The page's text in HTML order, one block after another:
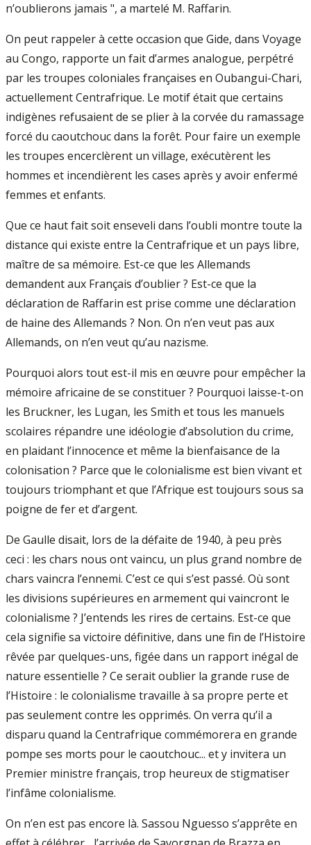
n’oublierons jamais ", a martelé M. Raffarin.
On peut rappeler à cette occasion que Gide, dans Voyage
au Congo, rapporte un fait d’armes analogue, perpétré
par les troupes coloniales françaises en Oubangui-Chari,
actuellement Centrafrique. Le motif était que certains
indigènes refusaient de se plier à la corvée du ramassage
forcé du caoutchouc dans la forêt. Pour faire un exemple
les troupes encerclèrent un village, exécutèrent les
hommes et incendièrent les cases après y avoir enfermé
femmes et enfants.
Que ce haut fait soit enseveli dans l’oubli montre toute la
distance qui existe entre la Centrafrique et un pays libre,
maître de sa mémoire. Est-ce que les Allemands
demandent aux Français d’oublier ? Est-ce que la
déclaration de Raffarin est prise comme une déclaration
de haine des Allemands ? Non. On n’en veut pas aux
Allemands, on n’en veut qu’au nazisme.
Pourquoi alors tout est-il mis en œuvre pour empêcher la
mémoire africaine de se constituer ? Pourquoi laisse-t-on
les Bruckner, les Lugan, les Smith et tous les manuels
scolaires répandre une idéologie d’absolution du crime,
en plaidant l’innocence et même la bienfaisance de la
colonisation ? Parce que le colonialisme est bien vivant et
toujours triomphant et que l’Afrique est toujours sous sa
poigne de fer et d’argent.
De Gaulle disait, lors de la défaite de 1940, à peu près
ceci : les chars nous ont vaincu, un plus grand nombre de
chars vaincra l’ennemi. C’est ce qui s’est passé. Où sont
les divisions supérieures en armement qui vaincront le
colonialisme ? J’entends les rires de certains. Est-ce que
cela signifie sa victoire définitive, dans une fin de l’Histoire
rêvée par quelques-uns, figée dans un rapport inégal de
nature essentielle ? Ce serait oublier la grande ruse de
l’Histoire : le colonialisme travaille à sa propre perte et
pas seulement contre les opprimés. On verra qu’il a
disparu quand la Centrafrique commémorera en grande
pompe ses morts pour le caoutchouc... et y invitera un
Premier ministre français, trop heureux de stigmatiser
l’infâme colonialisme.
On n’en est pas encore là. Sassou Nguesso s’apprête en